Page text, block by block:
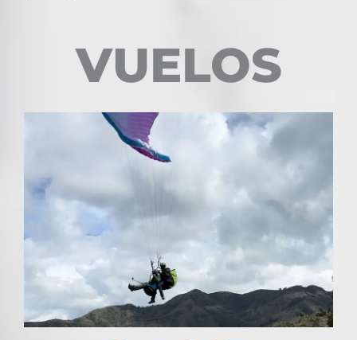
VUELOS